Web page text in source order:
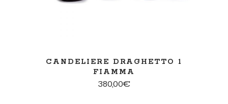
CANDELIERE DRAGHETTO 1
FIAMMA
380,00€